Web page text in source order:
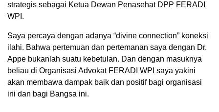
strategis sebagai Ketua Dewan Penasehat DPP FERADI
WPI.
Saya percaya dengan adanya “divine connection” koneksi
ilahi. Bahwa pertemuan dan pertemanan saya dengan Dr.
Appe bukanlah suatu kebetulan. Dan dengan masuknya
beliau di Organisasi Advokat FERADI WPI saya yakini
akan membawa dampak baik dan positif bagi organisasi
ini dan bagi Bangsa ini.